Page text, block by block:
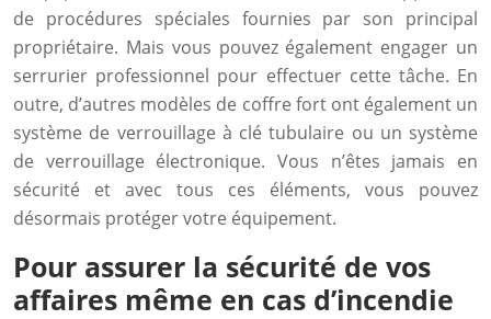
de procédures spéciales fournies par son principal
propriétaire. Mais vous pouvez également engager un
serrurier professionnel pour effectuer cette tâche. En
outre, d’autres modèles de coffre fort ont également un
système de verrouillage à clé tubulaire ou un système
de verrouillage électronique. Vous n’êtes jamais en
sécurité et avec tous ces éléments, vous pouvez
désormais protéger votre équipement.
Pour assurer la sécurité de vos
affaires même en cas d’incendie